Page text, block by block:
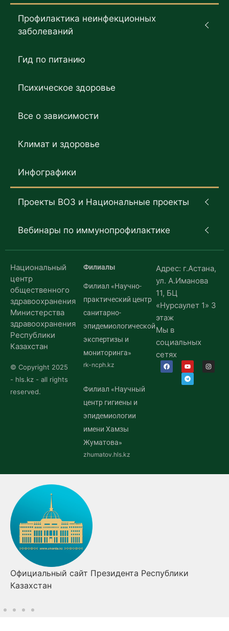
Профилактика неинфекционных
заболеваний
Гид по питанию
Психическое здоровье
Все о зависимости
Климат и здоровье
Инфографики
Проекты ВОЗ и Национальные проекты
Вебинары по иммунопрофилактике
Национальный
центр
общественного
здравоохранения
Министерства
здравоохранения
Республики
Казахстан
© Copyright 2025
- hls.kz - all rights
reserved.
Филиалы
Филиал «Научно-
практический центр
санитарно-
эпидемиологической
экспертизы и
мониторинга»
rk-ncph.kz
Филиал «Научный
центр гигиены и
эпидемиологии
имени Хамзы
Жуматова»
zhumatov.hls.kz
Адрес: г.Астана,
ул. А.Иманова
11, БЦ
«Нурсаулет 1» 3
этаж
Мы в
социальных
сетях
Официальный сайт Президента Республики
Казахстан